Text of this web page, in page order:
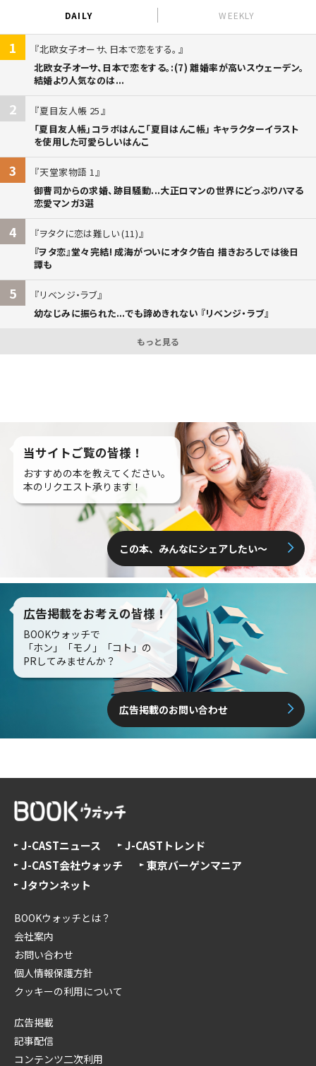
DAILY WEEKLY
1
北欧女子オーサ、日本で恋をする。
北欧女子オーサ、日本で恋をする。:(7) 離婚率が高いスウェーデン。
結婚より人気なのは...
2
夏目友人帳 25
「夏目友人帳」コラボはんこ「夏目はんこ帳」 キャラクターイラスト
を使用した可愛らしいはんこ
3
天堂家物語 1
御曹司からの求婚、跡目騒動...大正ロマンの世界にどっぷりハマる
恋愛マンガ3選
4
ヲタクに恋は難しい (11)
『ヲタ恋』堂々完結! 成海がついにオタク告白 描きおろしでは後日
譚も
5
リベンジ・ラブ
幼なじみに振られた...でも諦めきれない 『リベンジ・ラブ』
もっと見る
当サイトご覧の皆様！
おすすめの本を教えてください。
本のリクエスト承ります！
この本、みんなにシェアしたい〜
広告掲載をお考えの皆様！
BOOKウォッチで
「ホン」「モノ」「コト」の
PRしてみませんか？
広告掲載のお問い合わせ
J-CASTニュース
J-CASTトレンド
J-CAST会社ウォッチ
東京バーゲンマニア
Jタウンネット
BOOKウォッチとは？
会社案内
お問い合わせ
個人情報保護方針
クッキーの利用について
広告掲載
記事配信
コンテンツ二次利用